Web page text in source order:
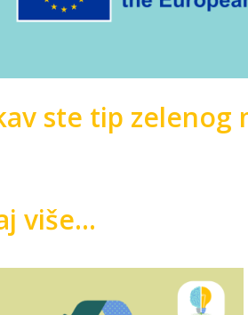
ste tip zelenog
više...